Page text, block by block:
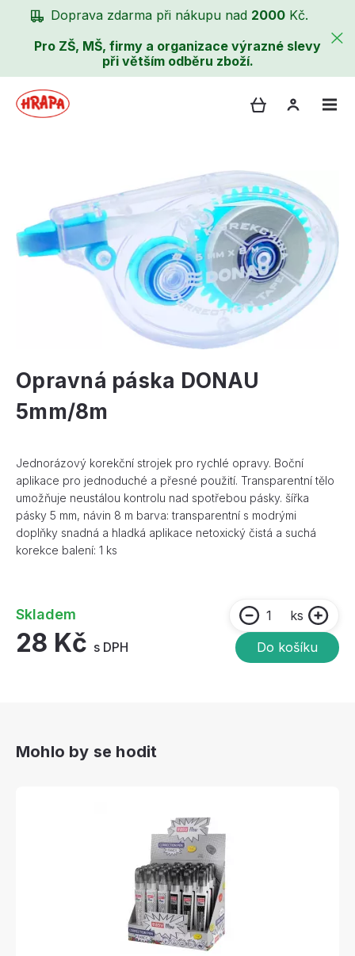
Doprava zdarma při nákupu nad 2000 Kč.
Pro ZŠ, MŠ, firmy a organizace výrazné slevy
při větším odběru zboží.
Opravná páska DONAU
5mm/8m
Jednorázový korekční strojek pro rychlé opravy. Boční
aplikace pro jednoduché a přesné použití. Transparentní tělo
umožňuje neustálou kontrolu nad spotřebou pásky. šířka
pásky 5 mm, návin 8 m barva: transparentní s modrými
doplňky snadná a hladká aplikace netoxický čistá a suchá
korekce balení: 1 ks
Skladem
28 Kč s DPH
ks
Do košíku
Mohlo by se hodit